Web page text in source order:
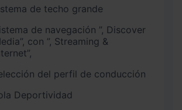
de techo grande
de navegación ”, Discover
con ”, Streaming &
del perfil de conducción
Deportividad